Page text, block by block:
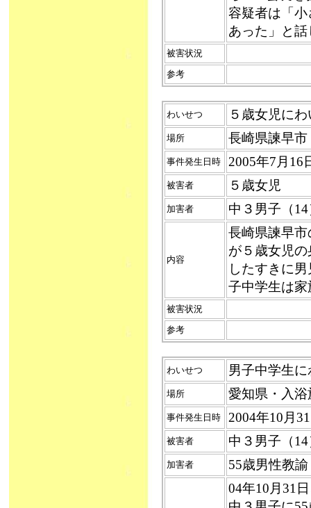
容疑者は「
あった」と
被害状況
参考
わいせつ ５歳女児に
場所 長崎県諫早
事件発生日時 2005年7月
被害者 ５歳女児
加害者 中３男子（
内容
長崎県諫早
が５歳女児
したすきに
子中学生は
被害状況
参考
わいせつ 男子中学生に
場所 愛知県・入浴
事件発生日時 2004年10月
被害者 中３男子（14
加害者 55歳男性教
04年10月31